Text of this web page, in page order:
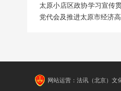
太原小店区政协学习宣传
党代会及推进太原市经济
网站运营：法讯（北京）文